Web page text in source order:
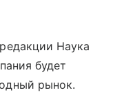
Наука
будет
рынок.